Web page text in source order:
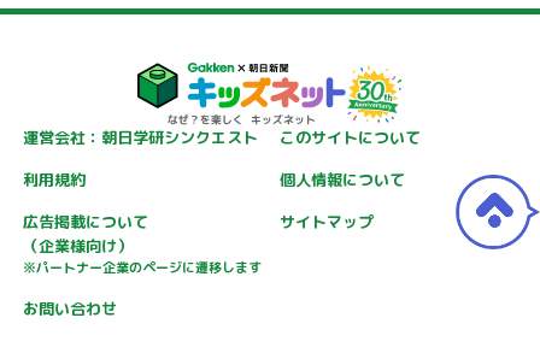
運営会社：朝日学研シンクエスト
このサイトについて
利用規約
個人情報について
広告掲載について
（企業様向け）
※パートナー企業のページに遷移します
サイトマップ
お問い合わせ